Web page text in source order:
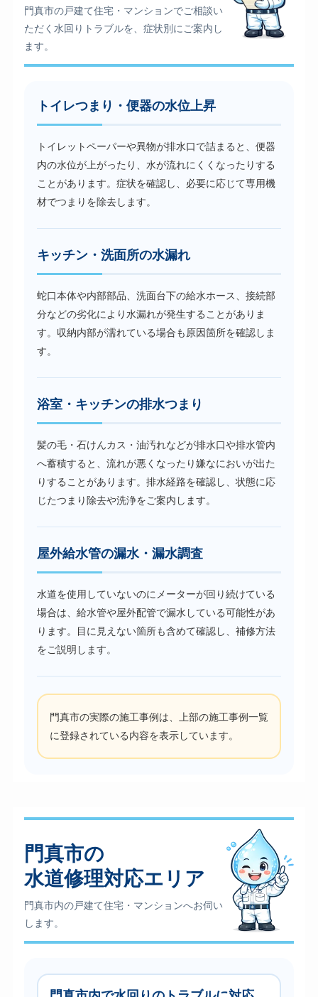
門真市の戸建て住宅・マンションでご相談い
ただく水回りトラブルを、症状別にご案内し
ます。
トイレつまり・便器の水位上昇
トイレットペーパーや異物が排水口で詰まると、便器
内の水位が上がったり、水が流れにくくなったりする
ことがあります。症状を確認し、必要に応じて専用機
材でつまりを除去します。
キッチン・洗面所の水漏れ
蛇口本体や内部部品、洗面台下の給水ホース、接続部
分などの劣化により水漏れが発生することがありま
す。収納内部が濡れている場合も原因箇所を確認しま
す。
浴室・キッチンの排水つまり
髪の毛・石けんカス・油汚れなどが排水口や排水管内
へ蓄積すると、流れが悪くなったり嫌なにおいが出た
りすることがあります。排水経路を確認し、状態に応
じたつまり除去や洗浄をご案内します。
屋外給水管の漏水・漏水調査
水道を使用していないのにメーターが回り続けている
場合は、給水管や屋外配管で漏水している可能性があ
ります。目に見えない箇所も含めて確認し、補修方法
をご説明します。
門真市の実際の施工事例は、上部の施工事例一覧
に登録されている内容を表示しています。
門真市の
水道修理対応エリア
門真市内の戸建て住宅・マンションへお伺い
します。